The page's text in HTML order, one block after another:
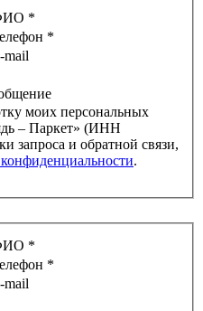
*
*
mail
моих персональных
– Паркет» (ИНН
.
*
*
mail